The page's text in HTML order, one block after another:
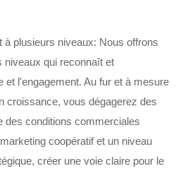
à plusieurs niveaux: Nous offrons
niveaux qui reconnaît et
et l'engagement. Au fur et à mesure
croissance, vous dégagerez des
des conditions commerciales
coopératif et un niveau
créer une voie claire pour le